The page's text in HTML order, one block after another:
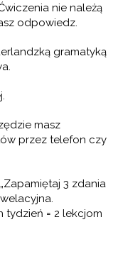
nie należą
odpowiedz.
gramatyką
masz
przez telefon czy
3 zdania
tydzień = 2 lekcjom